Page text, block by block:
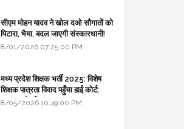
सीएम मोहन यादव ने खोल दओ सौगातों को
पिटारा, भैया, बदल जाएगी संस्कारधानी!
8/01/2026 07:25:00 PM
मध्य प्रदेश शिक्षक भर्ती 2025: विशेष
शिक्षक पात्रता विवाद पहुँचा हाई कोर्ट;
सरकार से माँगा जवाब
8/05/2026 10:49:00 PM